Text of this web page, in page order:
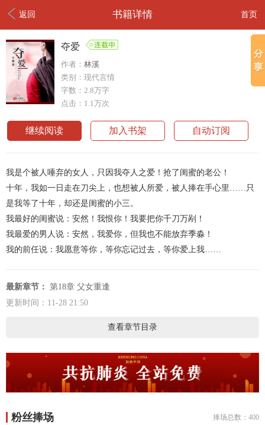
返回 书籍详情 首页
夺爱
作者： 林溪
类别：现代言情
字数：2.8万字
点击：1.1万次
继续阅读 加入书架 自动订阅
我是个被人唾弃的女人，只因我夺人之爱！抢了闺蜜的老公！
十年，我如一日走在刀尖上，也想被人所爱，被人捧在手心里……只
是我等了十年，却还是闺蜜的小三。
我最好的闺蜜说：安然！我恨你！我要把你千刀万剐！
我最爱的男人说：安然，我爱你，但我也不能放弃季淼！
我的前任说：我愿意等你，等你忘记过去，等你爱上我……
最新章节： 第18章 父女重逢
更新时间：11-28 21:50
查看章节目录
粉丝捧场 捧场总数：400